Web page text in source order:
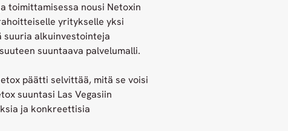
toimittamisessa nousi Netoxin
yritykselle yksi
alkuinvestointeja
suuntaava palvelumalli.
päätti selvittää, mitä se voisi
suuntasi Las Vegasiin
ja konkreettisia